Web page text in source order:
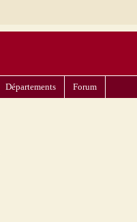
Départements
Forum